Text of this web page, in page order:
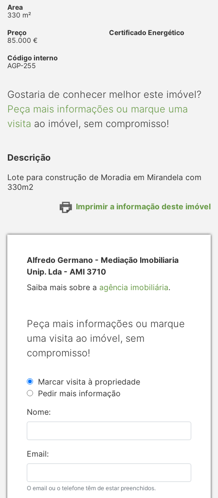
Area
330 m²
Preço
85.000 €
Certificado Energético
Código interno
AGP-255
Gostaria de conhecer melhor este imóvel?
Peça mais informações ou marque uma
visita ao imóvel, sem compromisso!
Descrição
Lote para construção de Moradia em Mirandela com
330m2
Imprimir a informação deste imóvel
Alfredo Germano - Mediação Imobiliaria
Unip. Lda - AMI 3710
Saiba mais sobre a agência imobiliária.
Peça mais informações ou marque
uma visita ao imóvel, sem
compromisso!
Marcar visita à propriedade
Pedir mais informação
Nome:
Email:
O email ou o telefone têm de estar preenchidos.